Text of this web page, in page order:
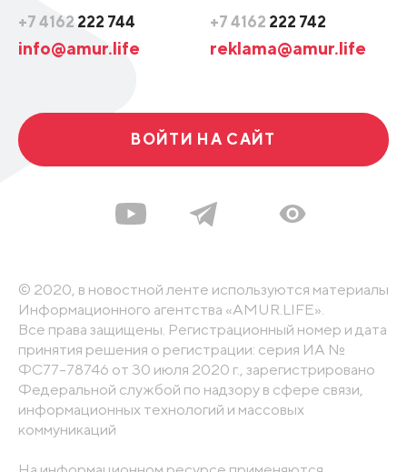
+7 4162 222 744
info@amur.life
+7 4162 222 742
reklama@amur.life
ВОЙТИ НА САЙТ
© 2020, в новостной ленте используются материалы
Информационного агентства «AMUR.LIFE».
Все права защищены. Регистрационный номер и дата
принятия решения о регистрации: серия ИА №
ФС77-78746 от 30 июля 2020 г., зарегистрировано
Федеральной службой по надзору в сфере связи,
информационных технологий и массовых
коммуникаций